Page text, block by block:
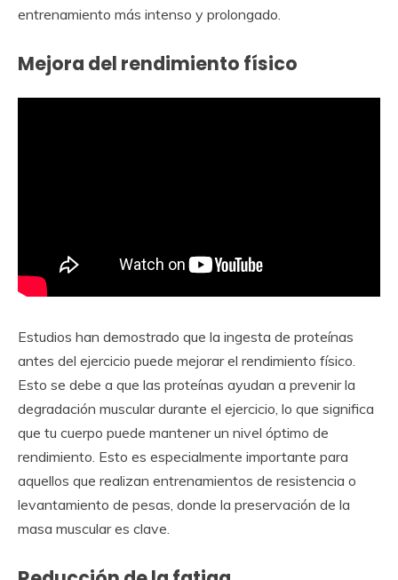
entrenamiento más intenso y prolongado.
Mejora del rendimiento físico
Estudios han demostrado que la ingesta de proteínas
antes del ejercicio puede mejorar el rendimiento físico.
Esto se debe a que las proteínas ayudan a prevenir la
degradación muscular durante el ejercicio, lo que significa
que tu cuerpo puede mantener un nivel óptimo de
rendimiento. Esto es especialmente importante para
aquellos que realizan entrenamientos de resistencia o
levantamiento de pesas, donde la preservación de la
masa muscular es clave.